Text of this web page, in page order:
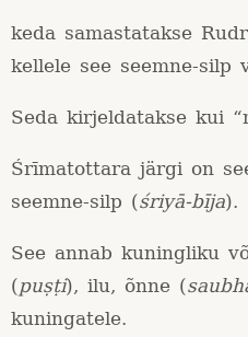
keda samastatakse
kellele see seemne-silp
Seda kirjeldatakse kui
Śrīmatottara järgi on
seemne-silp (śriyā-bīja).
See annab kuningliku
(puṣṭi), ilu, õnne (
kuningatele.